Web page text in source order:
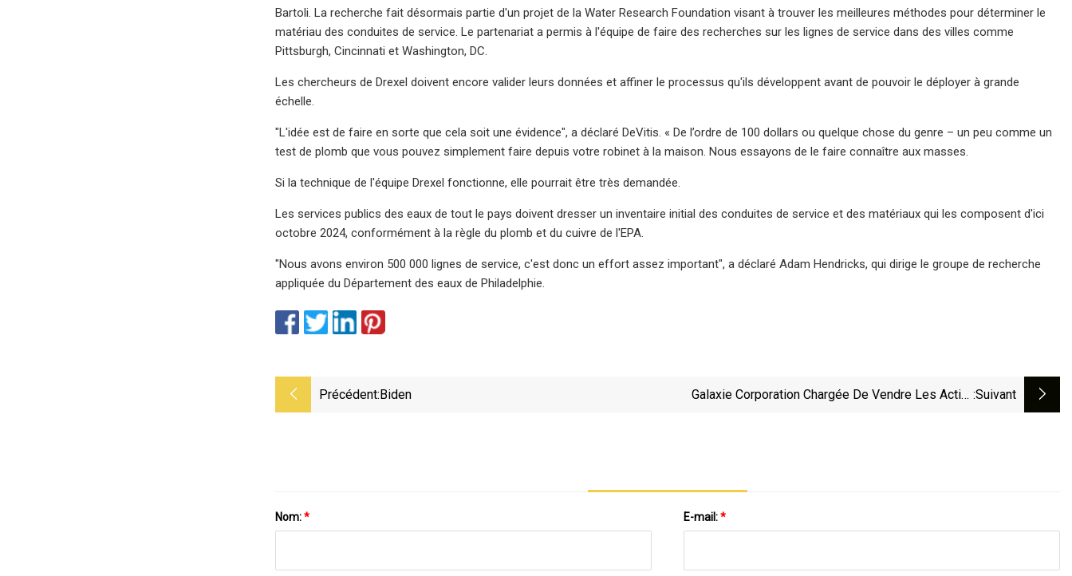
Bartoli. La recherche fait désormais partie d'un projet de la Water Research Foundation visant à trouver les meilleures méthodes pour déterminer le
matériau des conduites de service. Le partenariat a permis à l'équipe de faire des recherches sur les lignes de service dans des villes comme
Pittsburgh, Cincinnati et Washington, DC.
Les chercheurs de Drexel doivent encore valider leurs données et affiner le processus qu'ils développent avant de pouvoir le déployer à grande
échelle.
"L'idée est de faire en sorte que cela soit une évidence", a déclaré DeVitis. « De l’ordre de 100 dollars ou quelque chose du genre – un peu comme un
test de plomb que vous pouvez simplement faire depuis votre robinet à la maison. Nous essayons de le faire connaître aux masses.
Si la technique de l'équipe Drexel fonctionne, elle pourrait être très demandée.
Les services publics des eaux de tout le pays doivent dresser un inventaire initial des conduites de service et des matériaux qui les composent d'ici
octobre 2024, conformément à la règle du plomb et du cuivre de l'EPA.
"Nous avons environ 500 000 lignes de service, c'est donc un effort assez important", a déclaré Adam Hendricks, qui dirige le groupe de recherche
appliquée du Département des eaux de Philadelphie.
Précédent:Biden
Galaxie Corporation Chargée De Vendre Les Actifs :suivant
Nom:* E-mail:*